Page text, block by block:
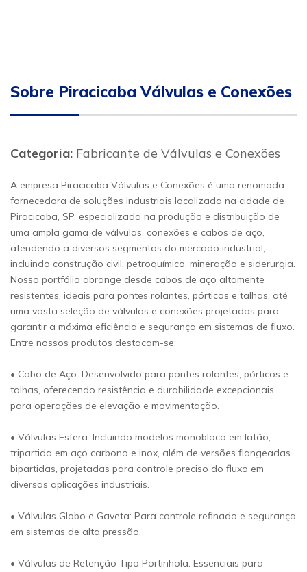
Sobre Piracicaba Válvulas e Conexões
Categoria: Fabricante de Válvulas e Conexões
A empresa Piracicaba Válvulas e Conexões é uma renomada
fornecedora de soluções industriais localizada na cidade de
Piracicaba, SP, especializada na produção e distribuição de
uma ampla gama de válvulas, conexões e cabos de aço,
atendendo a diversos segmentos do mercado industrial,
incluindo construção civil, petroquímico, mineração e siderurgia.
Nosso portfólio abrange desde cabos de aço altamente
resistentes, ideais para pontes rolantes, pórticos e talhas, até
uma vasta seleção de válvulas e conexões projetadas para
garantir a máxima eficiência e segurança em sistemas de fluxo.
Entre nossos produtos destacam-se:
• Cabo de Aço: Desenvolvido para pontes rolantes, pórticos e
talhas, oferecendo resistência e durabilidade excepcionais
para operações de elevação e movimentação.
• Válvulas Esfera: Incluindo modelos monobloco em latão,
tripartida em aço carbono e inox, além de versões flangeadas
bipartidas, projetadas para controle preciso do fluxo em
diversas aplicações industriais.
• Válvulas Globo e Gaveta: Para controle refinado e segurança
em sistemas de alta pressão.
• Válvulas de Retenção Tipo Portinhola: Essenciais para